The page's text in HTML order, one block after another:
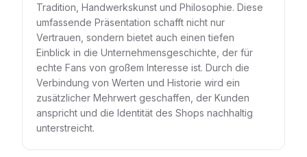
Tradition, Handwerkskunst und Philosophie. Diese
umfassende Präsentation schafft nicht nur
Vertrauen, sondern bietet auch einen tiefen
Einblick in die Unternehmensgeschichte, der für
echte Fans von großem Interesse ist. Durch die
Verbindung von Werten und Historie wird ein
zusätzlicher Mehrwert geschaffen, der Kunden
anspricht und die Identität des Shops nachhaltig
unterstreicht.